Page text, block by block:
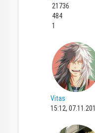
21736
484
1
Vitas
15:12,